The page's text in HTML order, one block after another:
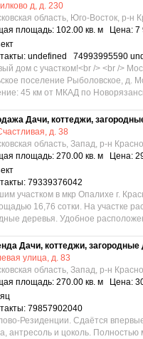
д, д. 230
область, Юго-Восток, р-н
площадь: 102.00 кв. м Цена: 7
undefined 74993995590
дом с участком!<br /> <br />
поселение Рыболовское, д.
45 км от МКАД по
Дачи, коттеджи,
д. 38
область, Запад, р-н
площадь: 270.00 кв. м Цена:
79339376042
участком в мкр Опалихе г.
16,76 сотки. На участке
деревья. Удобное
Дачи, коттеджи, загородные
улица, д. 83
область, Запад, р-н
площадь: 270.00 кв. м Цена:
79857902040
Резиденции. Сдаётся
антресоль и цоколь. Полностью